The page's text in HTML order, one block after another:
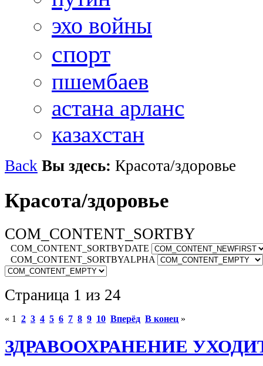
эхо войны
спорт
пшембаев
астана арланс
казахстан
Back Вы здесь: Красота/здоровье
Красота/здоровье
COM_CONTENT_SORTBY
COM_CONTENT_SORTBYDATE
COM_CONTENT_SORTBYALPHA
Страница 1 из 24
« 1 2 3 4 5 6 7 8 9 10 Вперёд В конец »
ЗДРАВООХРАНЕНИЕ